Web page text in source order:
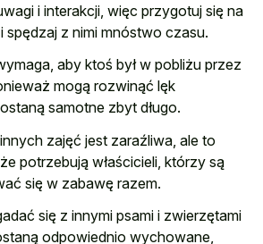
i interakcji, więc przygotuj się na
spędzaj z nimi mnóstwo czasu.
aby ktoś był w pobliżu przez
mogą rozwinąć lęk
samotne zbyt długo.
zajęć jest zaraźliwa, ale to
potrzebują właścicieli, którzy są
się w zabawę razem.
się z innymi psami i zwierzętami
odpowiednio wychowane,